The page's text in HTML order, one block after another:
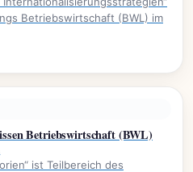
Betriebswirtschaft (BWL) im
Betriebswirtschaft (BWL)
ist Teilbereich des